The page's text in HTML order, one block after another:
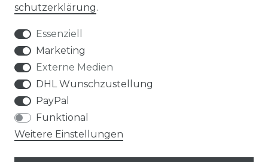
VERTRAG WIDERRUFEN
schutz­erklärung.
Essenziell
Marketing
Externe Medien
DHL Wunschzustellung
PayPal
Funktional
Weitere Einstellungen